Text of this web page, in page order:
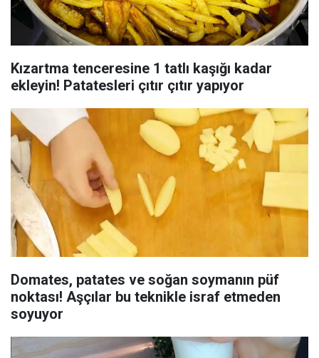
Kızartma tenceresine 1 tatlı kaşığı kadar
ekleyin! Patatesleri çıtır çıtır yapıyor
Domates, patates ve soğan soymanın püf
noktası! Aşçılar bu teknikle israf etmeden
soyuyor